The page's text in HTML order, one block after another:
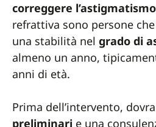
correggere l’astigmatismo
refrattiva sono persone
una stabilità nel grado di
almeno un anno,
anni di età.
Prima dell’intervento,
preliminari e una